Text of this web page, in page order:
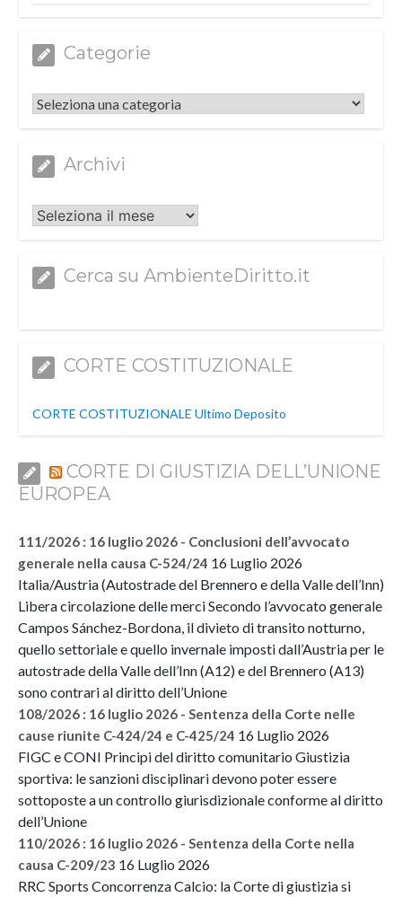
Categorie
Categorie
Archivi
Archivi
Cerca su AmbienteDiritto.it
CORTE COSTITUZIONALE
CORTE COSTITUZIONALE Ultimo Deposito
CORTE DI GIUSTIZIA DELL’UNIONE
EUROPEA
111/2026 : 16 luglio 2026 - Conclusioni dell’avvocato
generale nella causa C-524/24 16 Luglio 2026
Italia/Austria (Autostrade del Brennero e della Valle dell’Inn)
Libera circolazione delle merci Secondo l’avvocato generale
Campos Sánchez-Bordona, il divieto di transito notturno,
quello settoriale e quello invernale imposti dall’Austria per le
autostrade della Valle dell’Inn (A12) e del Brennero (A13)
sono contrari al diritto dell’Unione
108/2026 : 16 luglio 2026 - Sentenza della Corte nelle
cause riunite C-424/24 e C-425/24 16 Luglio 2026
FIGC e CONI Principi del diritto comunitario Giustizia
sportiva: le sanzioni disciplinari devono poter essere
sottoposte a un controllo giurisdizionale conforme al diritto
dell’Unione
110/2026 : 16 luglio 2026 - Sentenza della Corte nella
causa C-209/23 16 Luglio 2026
RRC Sports Concorrenza Calcio: la Corte di giustizia si